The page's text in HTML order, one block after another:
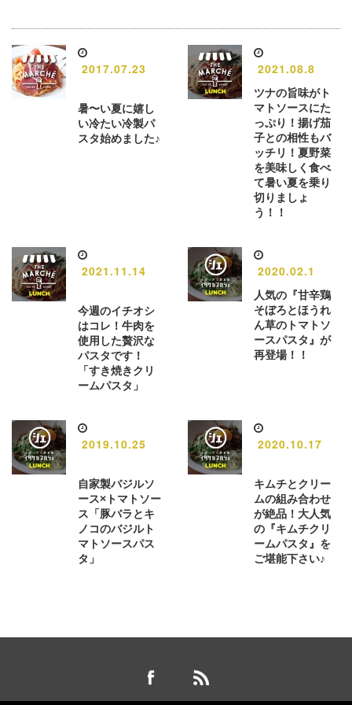
2017.07.23
暑〜い夏に嬉し
い冷たい冷製パ
スタ始めました♪
2021.08.8
ツナの旨味がト
マトソースにた
っぷり！揚げ茄
子との相性もバ
ッチリ！夏野菜
を美味しく食べ
て暑い夏を乗り
切りましょ
う！！
2021.11.14
今週のイチオシ
はコレ！牛肉を
使用した贅沢な
パスタです！
「すき焼きクリ
ームパスタ」
2020.02.1
人気の『甘辛鶏
そぼろとほうれ
ん草のトマトソ
ースパスタ』が
再登場！！
2019.10.25
自家製バジルソ
ース×トマトソー
ス「豚バラとキ
ノコのバジルト
マトソースパス
タ」
2020.10.17
キムチとクリー
ムの組み合わせ
が絶品！大人気
の『キムチクリ
ームパスタ』を
ご堪能下さい♪